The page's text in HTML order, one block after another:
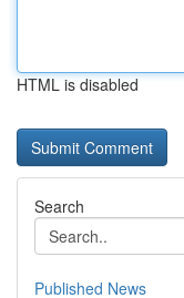
HTML is disabled
Search
Published News